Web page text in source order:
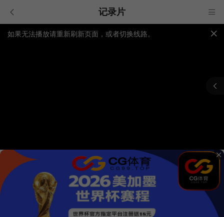
记录片
如果无法播放请重新刷新页面，或者切换线路。